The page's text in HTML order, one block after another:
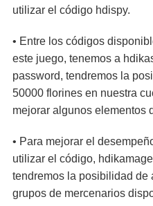
utilizar el código hdispy.
• Entre los códigos
este juego, tenemos a
password, tendremos la
50000 florines en nuestra
mejorar algunos elementos
• Para mejorar el
utilizar el código,
tendremos la posibilidad de
grupos de mercenarios